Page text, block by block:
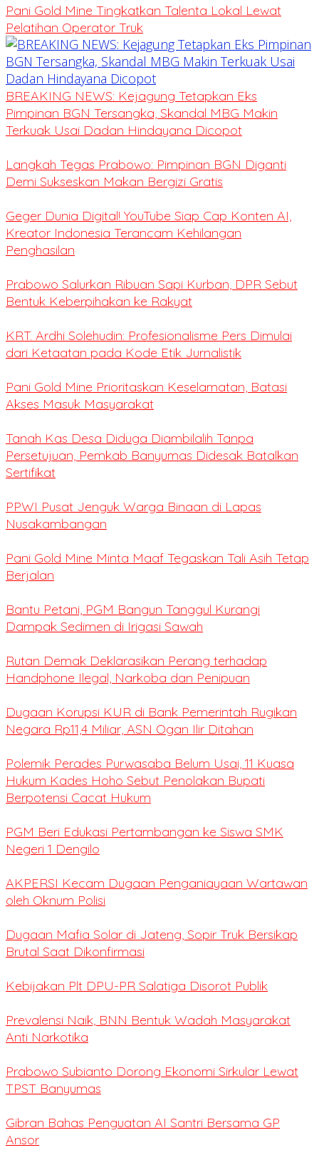
Pani Gold Mine Tingkatkan Talenta Lokal Lewat
Pelatihan Operator Truk
BREAKING NEWS: Kejagung Tetapkan Eks
Pimpinan BGN Tersangka, Skandal MBG Makin
Terkuak Usai Dadan Hindayana Dicopot
Langkah Tegas Prabowo: Pimpinan BGN Diganti
Demi Sukseskan Makan Bergizi Gratis
Geger Dunia Digital! YouTube Siap Cap Konten AI,
Kreator Indonesia Terancam Kehilangan
Penghasilan
Prabowo Salurkan Ribuan Sapi Kurban, DPR Sebut
Bentuk Keberpihakan ke Rakyat
KRT. Ardhi Solehudin: Profesionalisme Pers Dimulai
dari Ketaatan pada Kode Etik Jurnalistik
Pani Gold Mine Prioritaskan Keselamatan, Batasi
Akses Masuk Masyarakat
Tanah Kas Desa Diduga Diambilalih Tanpa
Persetujuan, Pemkab Banyumas Didesak Batalkan
Sertifikat
PPWI Pusat Jenguk Warga Binaan di Lapas
Nusakambangan
Pani Gold Mine Minta Maaf Tegaskan Tali Asih Tetap
Berjalan
Bantu Petani, PGM Bangun Tanggul Kurangi
Dampak Sedimen di Irigasi Sawah
Rutan Demak Deklarasikan Perang terhadap
Handphone Ilegal, Narkoba dan Penipuan
Dugaan Korupsi KUR di Bank Pemerintah Rugikan
Negara Rp11,4 Miliar, ASN Ogan Ilir Ditahan
Polemik Perades Purwasaba Belum Usai, 11 Kuasa
Hukum Kades Hoho Sebut Penolakan Bupati
Berpotensi Cacat Hukum
PGM Beri Edukasi Pertambangan ke Siswa SMK
Negeri 1 Dengilo
AKPERSI Kecam Dugaan Penganiayaan Wartawan
oleh Oknum Polisi
Dugaan Mafia Solar di Jateng, Sopir Truk Bersikap
Brutal Saat Dikonfirmasi
Kebijakan Plt DPU-PR Salatiga Disorot Publik
Prevalensi Naik, BNN Bentuk Wadah Masyarakat
Anti Narkotika
Prabowo Subianto Dorong Ekonomi Sirkular Lewat
TPST Banyumas
Gibran Bahas Penguatan AI Santri Bersama GP
Ansor